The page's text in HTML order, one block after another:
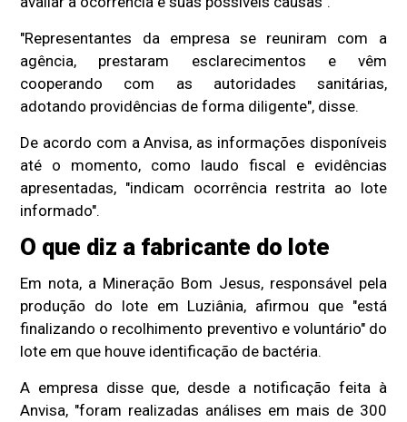
"Representantes da empresa se reuniram com a
agência, prestaram esclarecimentos e vêm
cooperando com as autoridades sanitárias,
adotando providências de forma diligente", disse.
De acordo com a Anvisa, as informações disponíveis
até o momento, como laudo fiscal e evidências
apresentadas, "indicam ocorrência restrita ao lote
informado".
O que diz a fabricante do lote
Em nota, a Mineração Bom Jesus, responsável pela
produção do lote em Luziânia, afirmou que "está
finalizando o recolhimento preventivo e voluntário" do
lote em que houve identificação de bactéria.
A empresa disse que, desde a notificação feita à
Anvisa, "foram realizadas análises em mais de 300